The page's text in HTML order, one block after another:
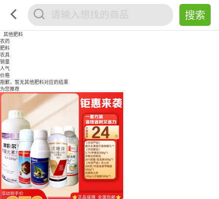
其他肥料
农药
肥料
农具
销量
人气
价格
抱歉，暂无其他肥料对应的结果
为您推荐